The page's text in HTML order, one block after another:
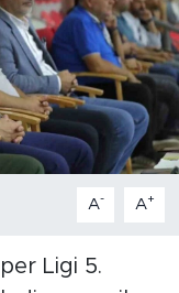
A- A+
Ligi 5.